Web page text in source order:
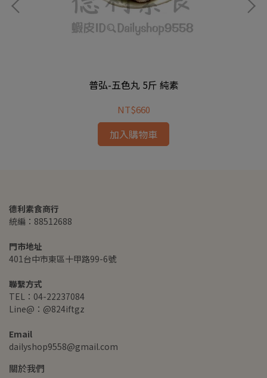
普弘-五色丸 5斤 純素
NT$660
加入購物車
德利素食商行
統編：88512688
門市地址
401台中市東區十甲路99-6號
聯繫方式
TEL：04-22237084
Line@：@824iftgz
Email
dailyshop9558@gmail.com
關於我們